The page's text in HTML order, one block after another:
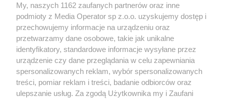
Wydawca mediówlokalnych
Nie zapomnij
zapoznać się z:
polityką prywatności
Twojemiasto Skontaktuj się z nami
My, naszych 1162 zaufanych partnerów oraz inne
podmioty z Media Operator sp z.o.o. uzyskujemy dostęp i
przechowujemy informacje na urządzeniu oraz
przetwarzamy dane osobowe, takie jak unikalne
identyfikatory, standardowe informacje wysyłane przez
urządzenie czy dane przeglądania w celu zapewniania
spersonalizowanych reklam, wybór spersonalizowanych
treści, pomiar reklam i treści, badanie odbiorców oraz
ulepszanie usług. Za zgodą Użytkownika my i Zaufani